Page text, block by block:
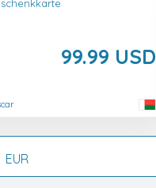
99.99 USD
EUR